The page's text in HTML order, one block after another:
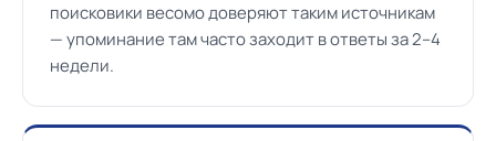
поисковики весомо доверяют таким источникам
— упоминание там часто заходит в ответы за 2–4
недели.